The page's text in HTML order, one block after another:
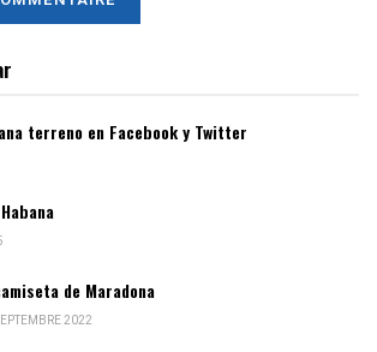
terreno en Facebook y Twitter
de Maradona
2022